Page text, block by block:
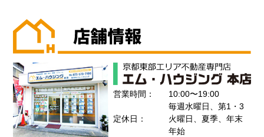
営業時間： 10:00〜19:00
定休日：
毎週水曜日、第1・3
火曜日、夏季、年末
年始